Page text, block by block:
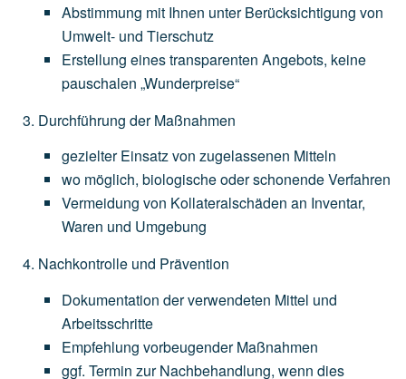
Abstimmung mit Ihnen unter Berücksichtigung von
Umwelt- und Tierschutz
Erstellung einestransparenten Angebots, keine
pauschalen „Wunderpreise“
Durchführung der Maßnahmen
gezielter Einsatzvon zugelassenen Mitteln
wo möglich, biologischeoderschonendeVerfahren
Vermeidung von Kollateralschäden an Inventar,
Waren und Umgebung
Nachkontrolle und Prävention
Dokumentation derverwendeten Mittel und
Arbeitsschritte
Empfehlung vorbeugender Maßnahmen
ggf. Termin zur Nachbehandlung, wenn dies